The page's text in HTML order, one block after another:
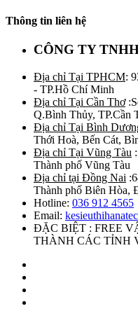
Thông tin liên hệ
CÔNG TY
Địa chỉ Tại TPHCM:
- TP.Hồ Chí Minh
Địa chỉ Tại Cần Thơ
Q.Bình Thủy, TP.Cần
Địa chỉ Tại Bình
Thới Hoà, Bến Cát,
Địa chỉ Tại Vũng Tàu
Thành phố Vũng Tàu
Địa chỉ tại Đồng Nai
Thành phố Biên Hòa,
Hotline: 036 912 4565
Email:
ĐẶC BIỆT : FREE
THÀNH CÁC TỈNH